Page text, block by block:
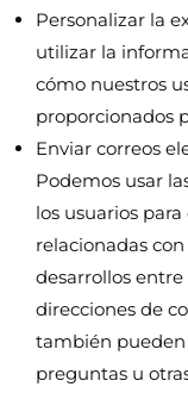
Personalizar la
utilizar la
cómo nuestros
proporcionados
Enviar correos
Podemos usar
los usuarios
relacionadas
desarrollos
direcciones de
también pueden
preguntas u